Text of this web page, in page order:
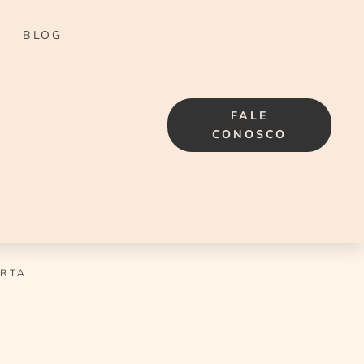
BLOG
FALE
CONOSCO